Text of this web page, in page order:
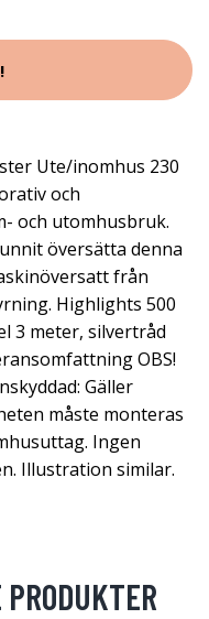
Ute/inomhus 230
och
och utomhusbruk.
översätta denna
från
Highlights 500
3 meter, silvertråd
OBS!
Gäller
måste monteras
Ingen
Illustration similar.